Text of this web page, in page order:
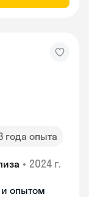
года опыта
• 2024 г.
опытом